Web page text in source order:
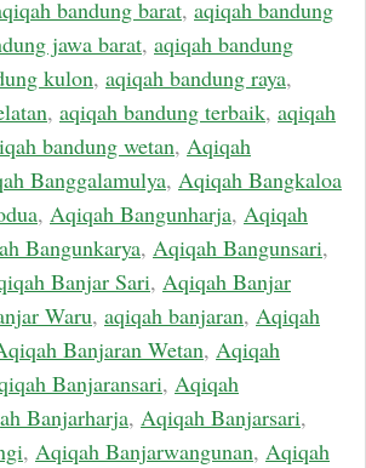
bandung barat, aqiqah bandung
jawa barat, aqiqah bandung
kulon, aqiqah bandung raya,
, aqiqah bandung terbaik, aqiqah
bandung wetan, Aqiqah
Banggalamulya, Aqiqah Bangkaloa
, Aqiqah Bangunharja, Aqiqah
Bangunkarya, Aqiqah Bangunsari,
Banjar Sari, Aqiqah Banjar
Waru, aqiqah banjaran, Aqiqah
Banjaran Wetan, Aqiqah
Banjaransari, Aqiqah
Banjarharja, Aqiqah Banjarsari,
, Aqiqah Banjarwangunan, Aqiqah